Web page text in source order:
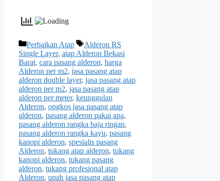
Categories
Perbaikan Atap Tags
Alderon RS
Single Layer, atap Alderon Bekasi
Barat, cara pasang alderon, harga
Alderon per m2, jasa pasang atap
alderon double layer, jasa pasang atap
alderon per m2, jasa pasang atap
alderon per meter, keunggulan
Alderon, ongkos jasa pasang atap
alderon, pasang alderon pakai apa,
pasang alderon rangka baja ringan,
pasang alderon rangka kayu, pasang
kanopi alderon, spesialis pasang
Alderon, tukang atap alderon, tukang
kanopi alderon, tukang pasang
alderon, tukang profesional atap
Alderon, upah jasa pasang atap